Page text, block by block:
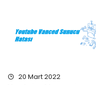
20 Mart 2022